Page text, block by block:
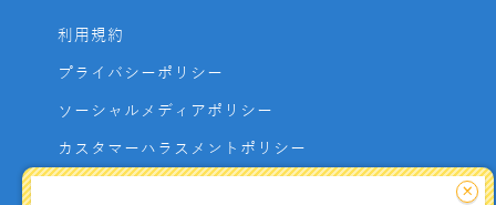
利用規約
プライバシーポリシー
ソーシャルメディアポリシー
カスタマーハラスメントポリシー
×